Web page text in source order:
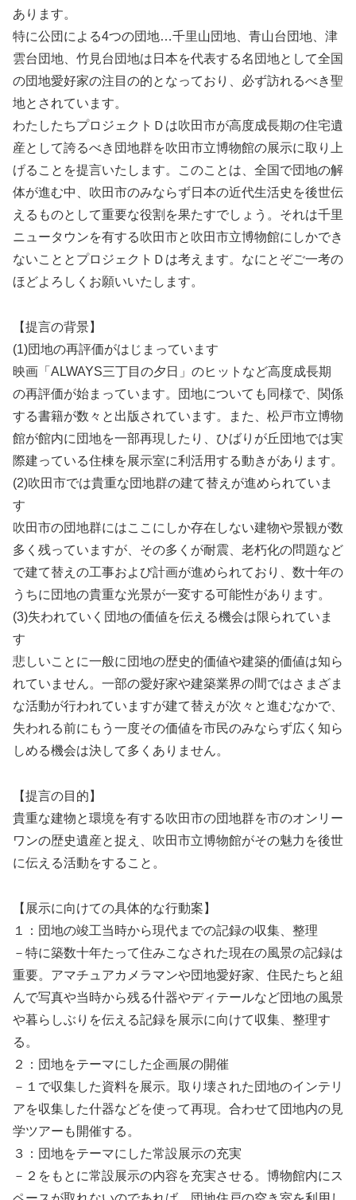
あります。
特に公団による4つの団地…千里山団地、青山台団地、津
雲台団地、竹見台団地は日本を代表する名団地として全国
の団地愛好家の注目の的となっており、必ず訪れるべき聖
地とされています。
わたしたちプロジェクトＤは吹田市が高度成長期の住宅遺
産として誇るべき団地群を吹田市立博物館の展示に取り上
げることを提言いたします。このことは、全国で団地の解
体が進む中、吹田市のみならず日本の近代生活史を後世伝
えるものとして重要な役割を果たすでしょう。それは千里
ニュータウンを有する吹田市と吹田市立博物館にしかでき
ないこととプロジェクトＤは考えます。なにとぞご一考の
ほどよろしくお願いいたします。
【提言の背景】
(1)団地の再評価がはじまっています
映画「ALWAYS三丁目の夕日」のヒットなど高度成長期
の再評価が始まっています。団地についても同様で、関係
する書籍が数々と出版されています。また、松戸市立博物
館が館内に団地を一部再現したり、ひばりが丘団地では実
際建っている住棟を展示室に利活用する動きがあります。
(2)吹田市では貴重な団地群の建て替えが進められていま
す
吹田市の団地群にはここにしか存在しない建物や景観が数
多く残っていますが、その多くが耐震、老朽化の問題など
で建て替えの工事および計画が進められており、数十年の
うちに団地の貴重な光景が一変する可能性があります。
(3)失われていく団地の価値を伝える機会は限られていま
す
悲しいことに一般に団地の歴史的価値や建築的価値は知ら
れていません。一部の愛好家や建築業界の間ではさまざま
な活動が行われていますが建て替えが次々と進むなかで、
失われる前にもう一度その価値を市民のみならず広く知ら
しめる機会は決して多くありません。
【提言の目的】
貴重な建物と環境を有する吹田市の団地群を市のオンリー
ワンの歴史遺産と捉え、吹田市立博物館がその魅力を後世
に伝える活動をすること。
【展示に向けての具体的な行動案】
１：団地の竣工当時から現代までの記録の収集、整理
－特に築数十年たって住みこなされた現在の風景の記録は
重要。アマチュアカメラマンや団地愛好家、住民たちと組
んで写真や当時から残る什器やディテールなど団地の風景
や暮らしぶりを伝える記録を展示に向けて収集、整理す
る。
２：団地をテーマにした企画展の開催
－１で収集した資料を展示。取り壊された団地のインテリ
アを収集した什器などを使って再現。合わせて団地内の見
学ツアーも開催する。
３：団地をテーマにした常設展示の充実
－２をもとに常設展示の内容を充実させる。博物館内にス